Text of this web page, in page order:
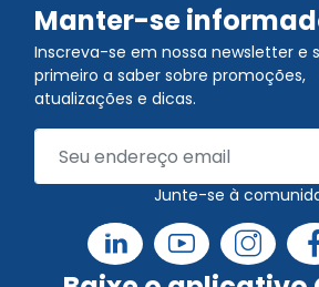
Manter-se
Inscreva-se em nossa newsletter e
primeiro a saber sobre promoções,
atualizações e dicas.
Junte-se à